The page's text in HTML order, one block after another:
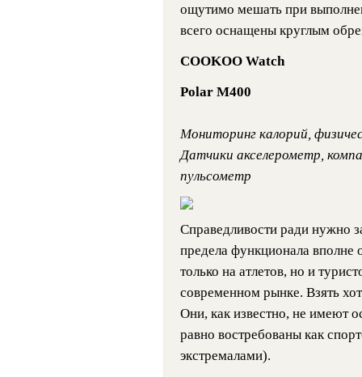
ощутимо мешать при
всего оснащены круглым
COOKOO Watch
Polar M400
Мониторинг калорий,
Датчики акселерометр,
пульсометр
Справедливости ради нужно
предела функционала вполне
только на атлетов, но и
современном рынке. Взять
Они, как известно, не имеют
равно востребованы как
экстремалами).